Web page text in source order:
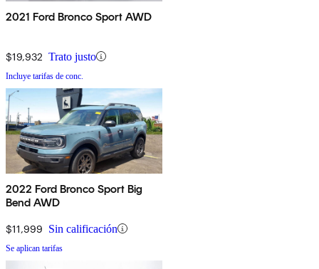
2021 Ford Bronco Sport AWD
$19,932 Trato justo
Incluye tarifas de conc.
2022 Ford Bronco Sport Big
Bend AWD
$11,999 Sin calificación
Se aplican tarifas